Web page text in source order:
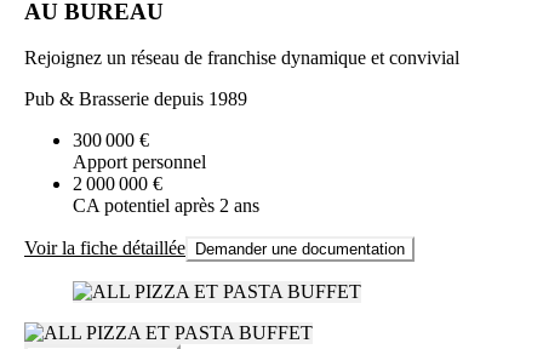
AU BUREAU
Rejoignez un réseau de franchise dynamique et convivial
Pub & Brasserie depuis 1989
300 000 €
Apport personnel
2 000 000 €
CA potentiel après 2 ans
Voir la fiche détaillée Demander une documentation